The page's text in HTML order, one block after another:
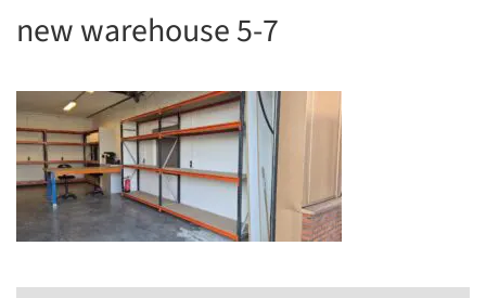
new warehouse 5-7